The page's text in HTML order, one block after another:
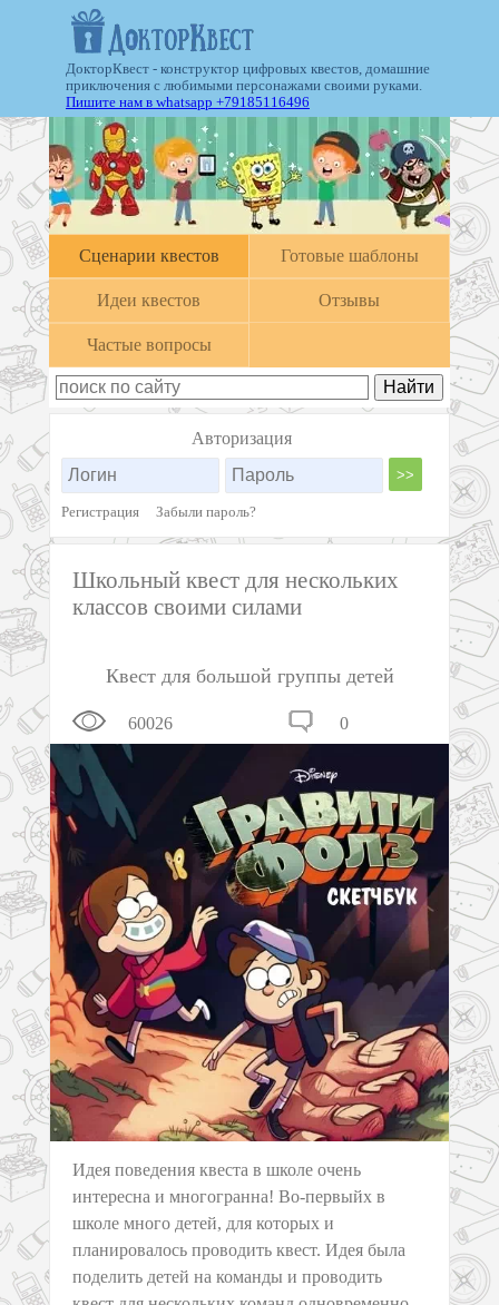
ДокторКвест - конструктор цифровых квестов, домашние
приключения с любимыми персонажами своими руками.
Пишите нам в whatsapp +79185116496
Cценарии квестов Готовые шаблоны
Идеи квестов Отзывы
Частые вопросы
Авторизация
Регистрация Забыли пароль?
Школьный квест для нескольких
классов своими силами
Квест для большой группы детей
60026 0
Идея поведения квеста в школе очень
интересна и многогранна! Во-первыйх в
школе много детей, для которых и
планировалось проводить квест. Идея была
поделить детей на команды и проводить